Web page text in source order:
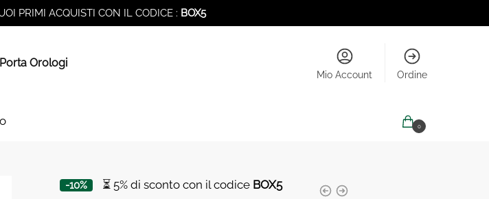
PRIMI ACQUISTI CON IL CODICE : BOX5
Mio Account Ordine
0
-10% ⏳ 5% di sconto con il codice BOX5